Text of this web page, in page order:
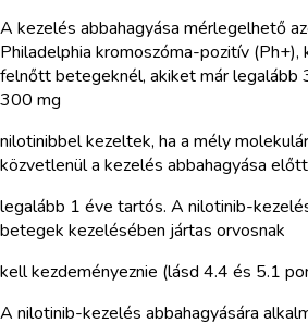
A kezelés abbahagyása mérlegelhető
Philadelphia kromoszóma-pozitív (Ph+),
felnőtt betegeknél, akiket már legalább
300 mg
nilotinibbel kezeltek, ha a mély
közvetlenül a kezelés abbahagyása előtt
legalább 1 éve tartós. A nilotinib-
betegek kezelésében jártas orvosnak
kell kezdeményeznie (lásd 4.4 és 5.1
A nilotinib-kezelés abbahagyására